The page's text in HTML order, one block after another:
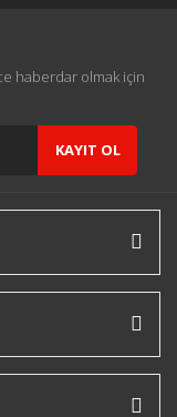
haberdar olmak için
KAYIT OL